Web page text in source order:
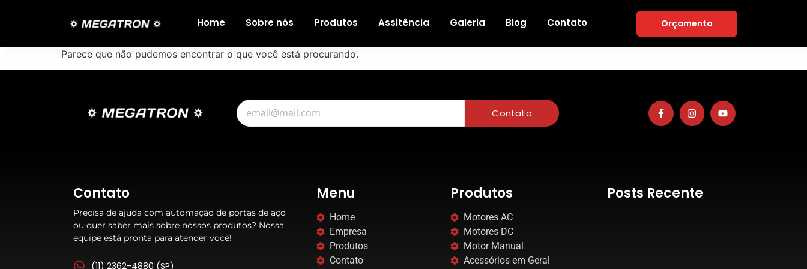
Home Sobre nós Produtos Assitência Galeria Blog Contato Orçamento
Parece que não pudemos encontrar o que você está procurando.
Contato
Contato
Precisa de ajuda com automação de portas de aço
ou quer saber mais sobre nossos produtos? Nossa
equipe está pronta para atender você!
(11) 2362-4880 (SP)
Menu
Home
Empresa
Produtos
Contato
Produtos
Motores AC
Motores DC
Motor Manual
Acessórios em Geral
Posts Recente